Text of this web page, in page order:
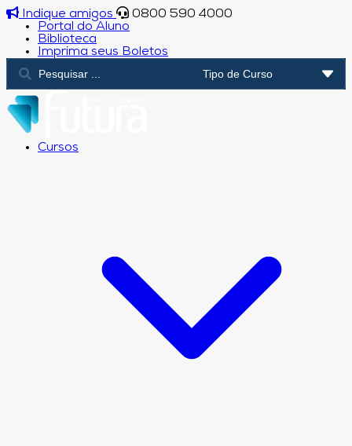
Indique amigos
0800 590 4000
Portal do Aluno
Biblioteca
Imprima seus Boletos
Cursos